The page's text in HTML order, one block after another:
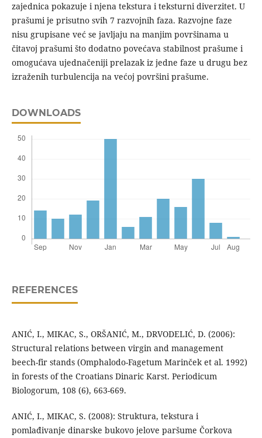
zajednica pokazuje i njena tekstura i teksturni diverzitet. U
prašumi je prisutno svih 7 razvojnih faza. Razvojne faze
nisu grupisane već se javljaju na manjim površinama u
čitavoj prašumi što dodatno povećava stabilnost prašume i
omogućava ujednačeniji prelazak iz jedne faze u drugu bez
izraženih turbulencija na većoj površini prašume.
DOWNLOADS
REFERENCES
ANIĆ, I., MIKAC, S., ORŠANIĆ, M., DRVODELIĆ, D. (2006):
Structural relations between virgin and management
beech-fir stands (Omphalodo-Fagetum Marinček et al. 1992)
in forests of the Croatians Dinaric Karst. Periodicum
Biologorum, 108 (6), 663-669.
ANIĆ, I., MIKAC, S. (2008): Struktura, tekstura i
pomlađivanje dinarske bukovo jelove paršume Čorkova